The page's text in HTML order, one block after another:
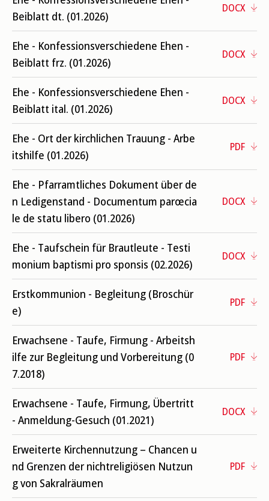
Beiblatt dt. (01.2026)
DOCX
Ehe - Konfessionsverschiedene Ehen -
Beiblatt frz. (01.2026)
DOCX
Ehe - Konfessionsverschiedene Ehen -
Beiblatt ital. (01.2026)
DOCX
Ehe - Ort der kirchlichen Trauung - Arbe
itshilfe (01.2026)
PDF
Ehe - Pfarramtliches Dokument über de
n Ledigenstand - Documentum parœcia
le de statu libero (01.2026)
DOCX
Ehe - Taufschein für Brautleute - Testi
monium baptismi pro sponsis (02.2026)
DOCX
Erstkommunion - Begleitung (Broschür
e)
PDF
Erwachsene - Taufe, Firmung - Arbeitsh
ilfe zur Begleitung und Vorbereitung (0
7.2018)
PDF
Erwachsene - Taufe, Firmung, Übertritt
- Anmeldung-Gesuch (01.2021)
DOCX
Erweiterte Kirchennutzung – Chancen u
nd Grenzen der nichtreligiösen Nutzun
g von Sakralräumen
PDF